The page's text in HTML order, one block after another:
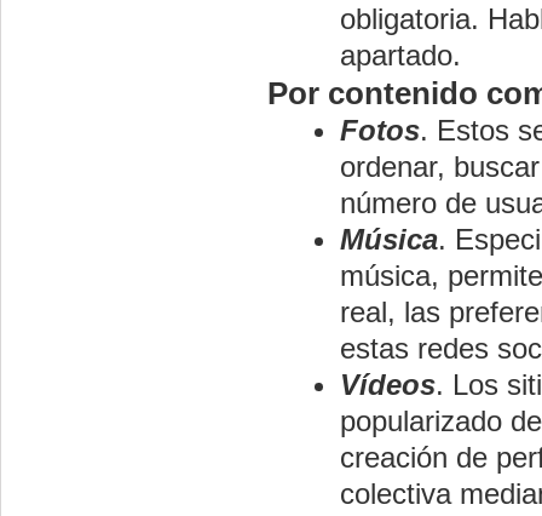
obligatoria.
apartado.
Por contenido
Fotos. Estos
ordenar,
número de
Música.
música,
real, las
estas redes
Vídeos. Los
popularizado
creación de
colectiva